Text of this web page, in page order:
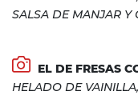
SALSA DE MANJAR Y
EL DE FRESAS
HELADO DE